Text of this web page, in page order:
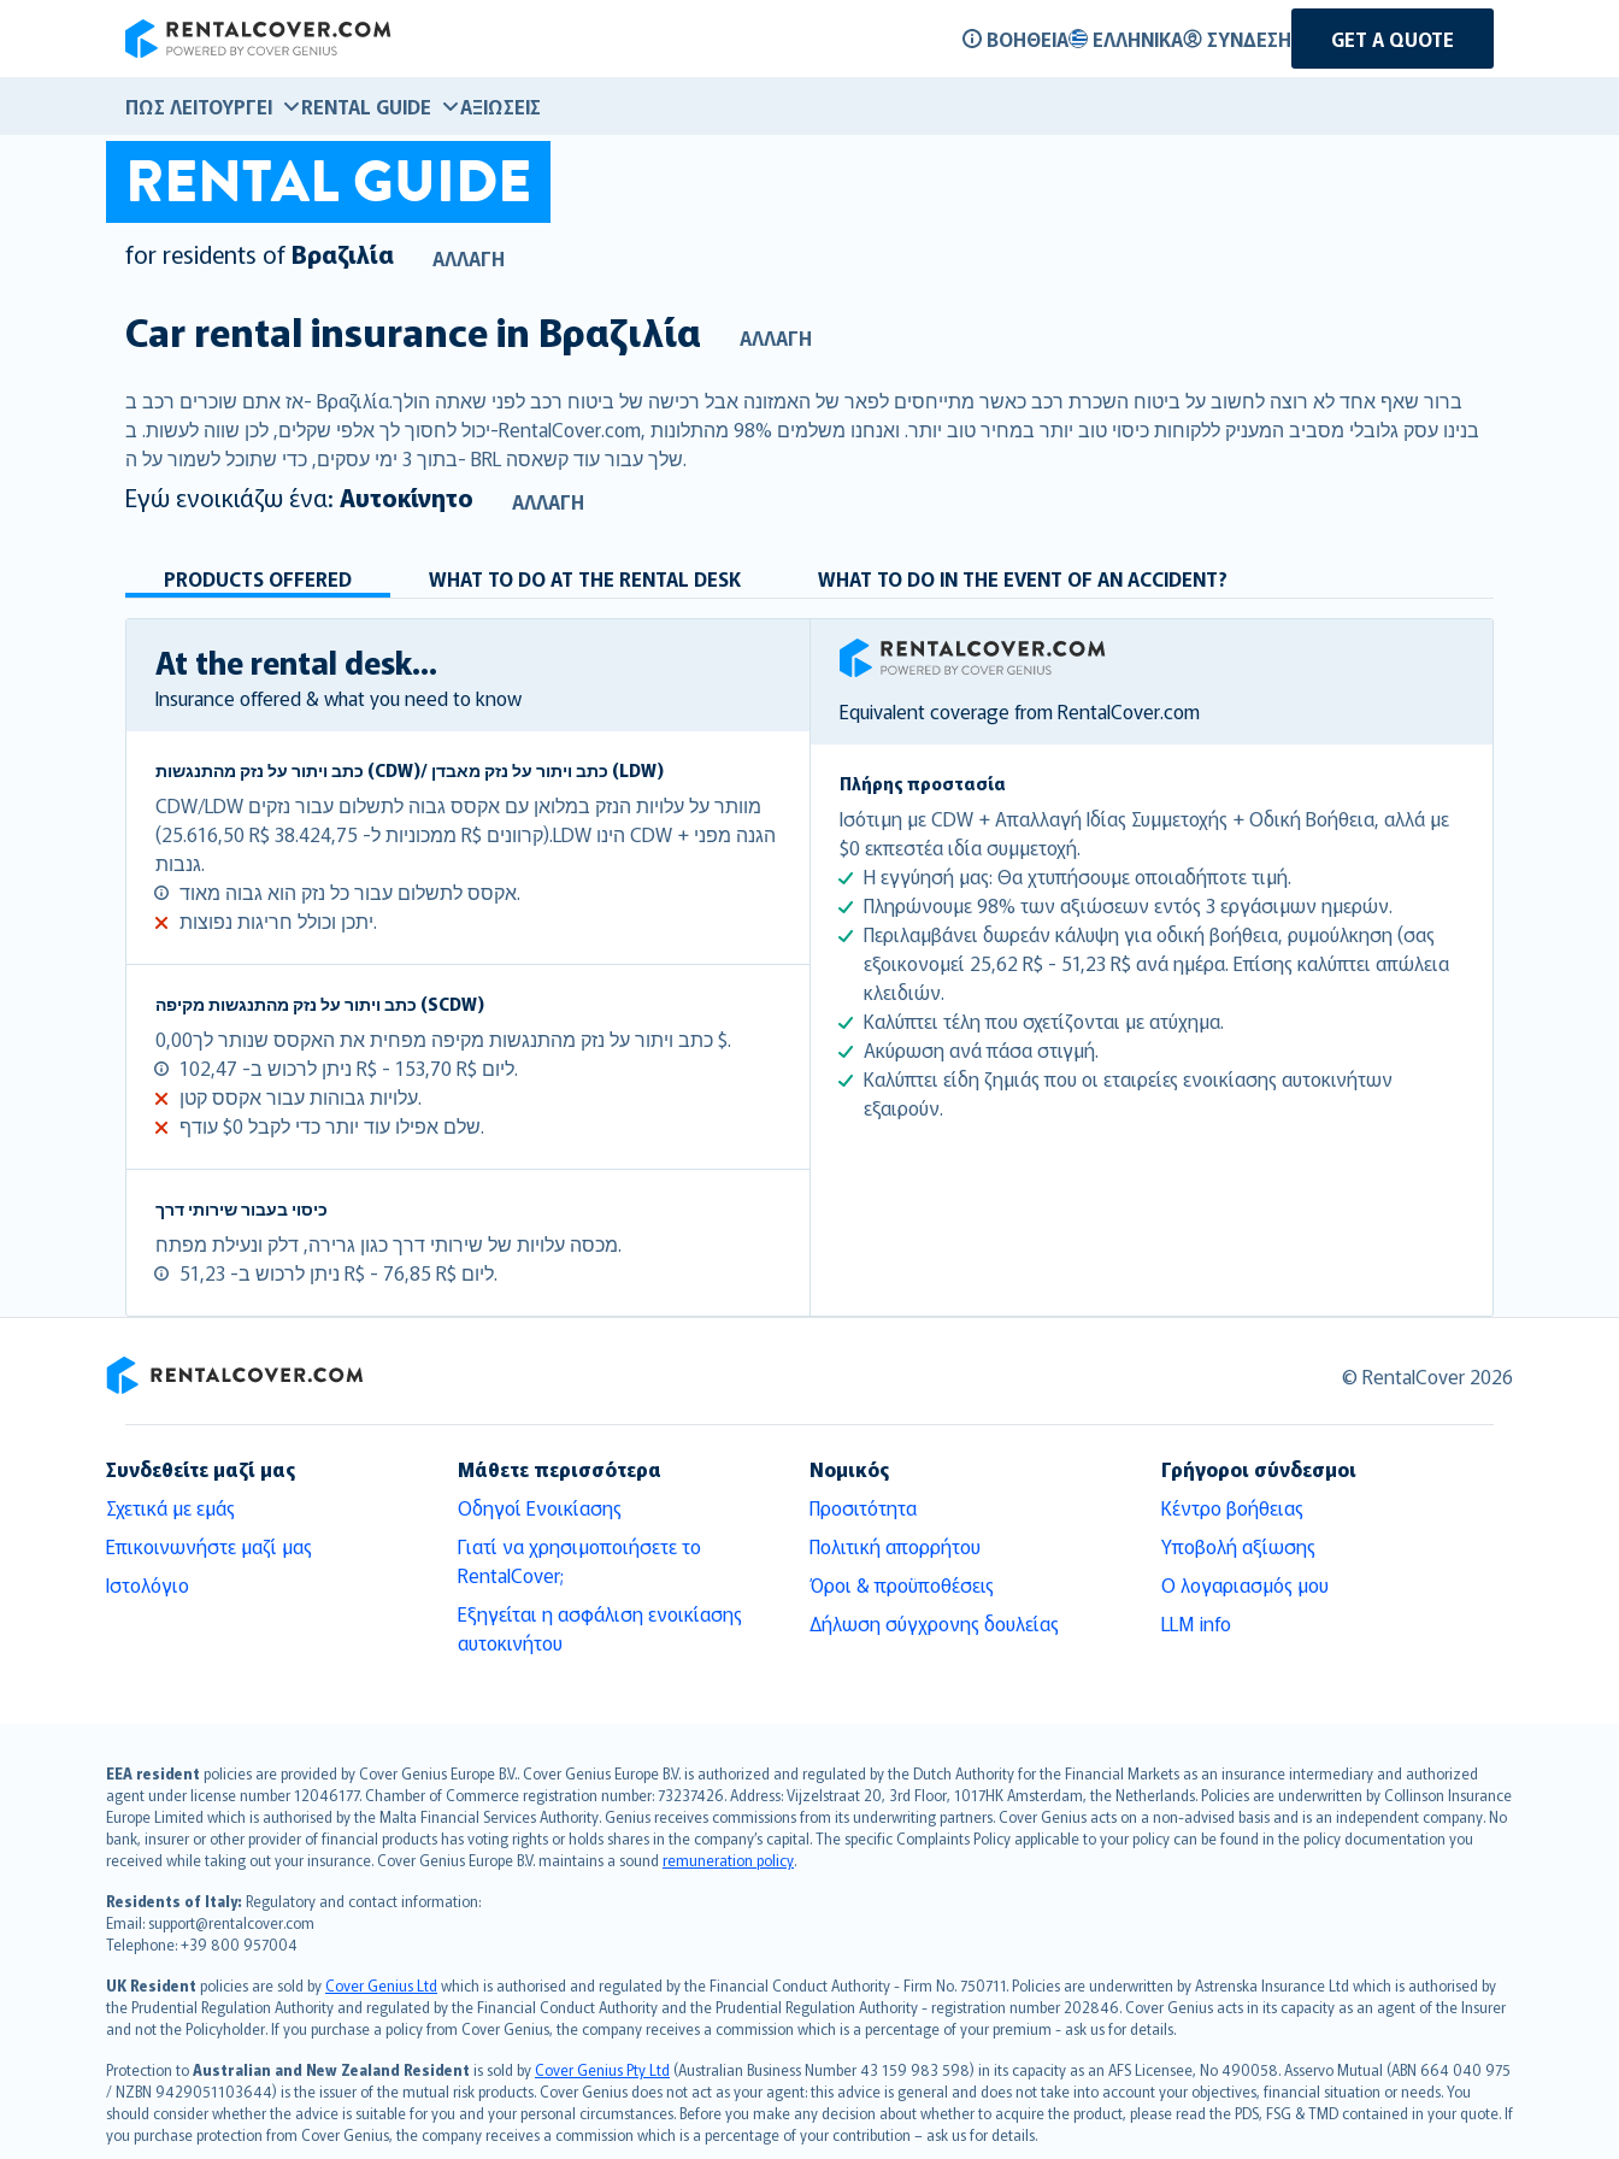
ΒΟΉΘΕΙΑ ΕΛΛΗΝΙΚΆ ΣΎΝΔΕΣΗ GET A QUOTE
ΠΏΣ ΛΕΙΤΟΥΡΓΕΊ RENTAL GUIDE ΑΞΙΏΣΕΙΣ
RENTAL GUIDE
for residents of Βραζιλία ΑΛΛΑΓΉ
Car rental insurance in Βραζιλία ΑΛΛΑΓΉ
אז אתם שוכרים רכב ב- Βραζιλία.ברור שאף אחד לא רוצה לחשוב על ביטוח השכרת רכב כאשר מתייחסים לפאר של האמזונה אבל רכישה של ביטוח רכב לפני שאתה הולך
יכול לחסוך לך אלפי שקלים, לכן שווה לעשות. ב-RentalCover.com, בנינו עסק גלובלי מסביב המעניק ללקוחות כיסוי טוב יותר במחיר טוב יותר. ואנחנו משלמים 98% מהתלונות
בתוך 3 ימי עסקים, כדי שתוכל לשמור על ה- BRL שלך עבור עוד קשאסה.
Εγώ ενοικιάζω ένα: Αυτοκίνητο ΑΛΛΑΓΉ
PRODUCTS OFFERED WHAT TO DO AT THE RENTAL DESK WHAT TO DO IN THE EVENT OF AN ACCIDENT?
At the rental desk...
Insurance offered & what you need to know
כתב ויתור על נזק מהתנגשות (CDW)/ כתב ויתור על נזק מאבדן (LDW)
CDW/LDW מוותר על עלויות הנזק במלואן עם אקסס גבוה לתשלום עבור נזקים
(25.616,50 R$ ממכוניות ל- 38.424,75 R$ קרוונים).LDW הינו CDW + הגנה מפני
גנבות.
אקסס לתשלום עבור כל נזק הוא גבוה מאוד.
יתכן וכולל חריגות נפוצות.
כתב ויתור על נזק מהתנגשות מקיפה (SCDW)
כתב ויתור על נזק מהתנגשות מקיפה מפחית את האקסס שנותר לך0,00 $.
ניתן לרכוש ב- 102,47 R$ - 153,70 R$ ליום.
עלויות גבוהות עבור אקסס קטן.
שלם אפילו עוד יותר כדי לקבל $0 עודף.
כיסוי בעבור שירותי דרך
מכסה עלויות של שירותי דרך כגון גרירה, דלק ונעילת מפתח.
ניתן לרכוש ב- 51,23 R$ - 76,85 R$ ליום.
RentalCover
Equivalent coverage from RentalCover.com
Πλήρης προστασία
Ισότιμη με CDW + Απαλλαγή Ιδίας Συμμετοχής + Οδική Βοήθεια, αλλά με
$0 εκπεστέα ιδία συμμετοχή.
Η εγγύησή μας: Θα χτυπήσουμε οποιαδήποτε τιμή.
Πληρώνουμε 98% των αξιώσεων εντός 3 εργάσιμων ημερών.
Περιλαμβάνει δωρεάν κάλυψη για οδική βοήθεια, ρυμούλκηση (σας
εξοικονομεί 25,62 R$ - 51,23 R$ ανά ημέρα. Επίσης καλύπτει απώλεια
κλειδιών.
Καλύπτει τέλη που σχετίζονται με ατύχημα.
Ακύρωση ανά πάσα στιγμή.
Καλύπτει είδη ζημιάς που οι εταιρείες ενοικίασης αυτοκινήτων
εξαιρούν.
© RentalCover 2026
Συνδεθείτε μαζί μας
Σχετικά με εμάς
Επικοινωνήστε μαζί μας
Ιστολόγιο
Μάθετε περισσότερα
Οδηγοί Ενοικίασης
Γιατί να χρησιμοποιήσετε το
RentalCover;
Εξηγείται η ασφάλιση ενοικίασης
αυτοκινήτου
Νομικός
Προσιτότητα
Πολιτική απορρήτου
Όροι & προϋποθέσεις
Δήλωση σύγχρονης δουλείας
Γρήγοροι σύνδεσμοι
Κέντρο βοήθειας
Υποβολή αξίωσης
Ο λογαριασμός μου
LLM info
EEA resident policies are provided by Cover Genius Europe B.V.. Cover Genius Europe B.V. is authorized and regulated by the Dutch Authority for the Financial Markets as an insurance intermediary and authorized
agent under license number 12046177. Chamber of Commerce registration number: 73237426. Address: Vijzelstraat 20, 3rd Floor, 1017HK Amsterdam, the Netherlands. Policies are underwritten by Collinson Insurance
Europe Limited which is authorised by the Malta Financial Services Authority. Genius receives commissions from its underwriting partners. Cover Genius acts on a non-advised basis and is an independent company. No
bank, insurer or other provider of financial products has voting rights or holds shares in the company’s capital. The specific Complaints Policy applicable to your policy can be found in the policy documentation you
received while taking out your insurance. Cover Genius Europe B.V. maintains a sound remuneration policy.
Residents of Italy: Regulatory and contact information:
Email: support@rentalcover.com
Telephone: +39 800 957004
UK Resident policies are sold byCover Genius Ltd which is authorised and regulated by the Financial Conduct Authority - Firm No. 750711. Policies are underwritten by Astrenska Insurance Ltd which is authorised by
the Prudential Regulation Authority and regulated by the Financial Conduct Authority and the Prudential Regulation Authority - registration number 202846. Cover Genius acts in its capacity as an agent of the Insurer
and not the Policyholder. If you purchase a policy from Cover Genius, the company receives a commission which is a percentage of your premium - ask us for details.
Protection toAustralian and New Zealand Resident is sold byCover Genius Pty Ltd (Australian Business Number 43 159 983 598) in its capacity as an AFS Licensee, No 490058. Asservo Mutual (ABN 664 040 975
/ NZBN 9429051103644) is the issuer of the mutual risk products. Cover Genius does not act as your agent: this advice is general and does not take into account your objectives, financial situation or needs. You
should consider whether the advice is suitable for you and your personal circumstances. Before you make any decision about whether to acquire the product, please read the PDS, FSG & TMD contained in your quote. If
you purchase protection from Cover Genius, the company receives a commission which is a percentage of your contribution – ask us for details.
English (UK)
English (US)
Deutsch
français
Nederlands
español
italiano
简体中文
繁體中文
Português
polski
עברית
Português
svenska